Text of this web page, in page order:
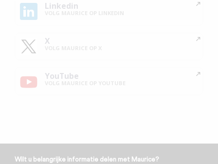
Linkedin
X
YouTube
Wilt u belangrijke informatie delen met Maurice?